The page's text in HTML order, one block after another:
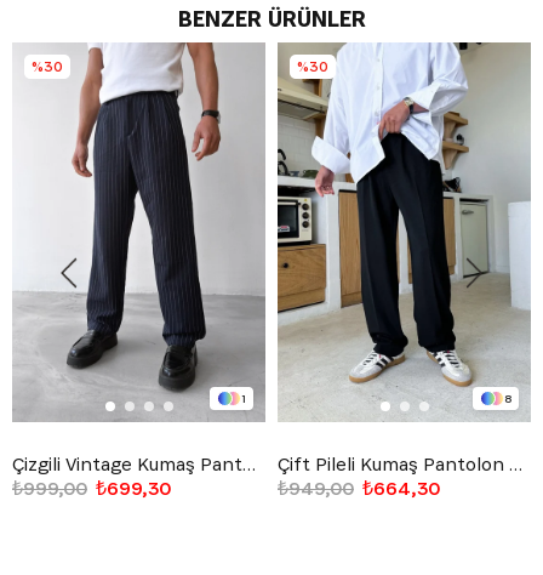
BENZER ÜRÜNLER
1
Çizgili Vintage Kumaş Pantolon Lacivert
₺699,30
₺999,00
%30
8
Çift Pileli Kumaş Pantolon Siyah
₺664,30
₺949,00
%30